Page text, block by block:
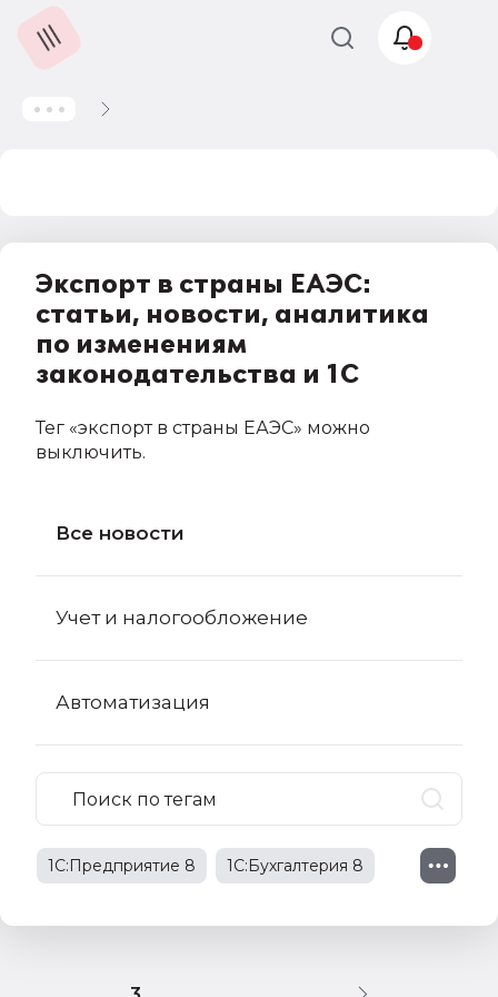
Экспорт в страны ЕАЭС:
статьи, новости, аналитика
по изменениям
законодательства и 1С
Тег «экспорт в страны ЕАЭС» можно
выключить.
Все новости
Учет и налогообложение
Автоматизация
1С:Предприятие 8 1С:Бухгалтерия 8
Учет и